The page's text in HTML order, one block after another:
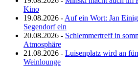
Kino
19.08.2026 - Auf ein Wort: Jan
Segendorf ein
20.08.2026 - Schlemmertreff in
Atmosphäre
21.08.2026 - Luisenplatz wird an
Weinlounge